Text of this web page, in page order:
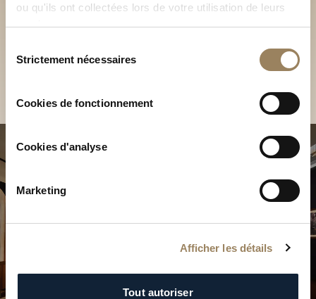
ou qu'ils ont collectées lors de votre utilisation de leurs
services.
duStrictement nécessaires
Cookies de fonctionnement
Cookies d'analyse
Marketing
Afficher les détails
Tout autoriser
Découvrez nos collections
en Boutique